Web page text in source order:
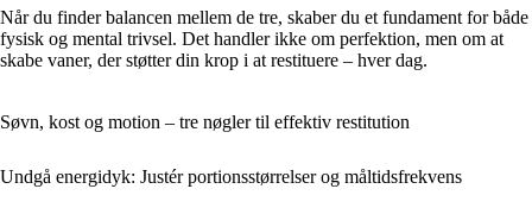
Når du finder balancen mellem de tre, skaber du et fundament for både
fysisk og mental trivsel. Det handler ikke om perfektion, men om at
skabe vaner, der støtter din krop i at restituere – hver dag.
Søvn, kost og motion – tre nøgler til effektiv restitution
Undgå energidyk: Justér portionsstørrelser og måltidsfrekvens